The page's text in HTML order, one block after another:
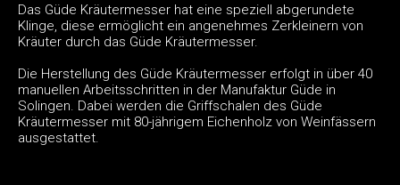
Das Güde Kräutermesser hat eine speziell abgerundete
Klinge, diese ermöglicht ein angenehmes Zerkleinern von
Kräuter durch das Güde Kräutermesser.
Die Herstellung des Güde Kräutermesser erfolgt in über 40
manuellen Arbeitsschritten in der Manufaktur Güde in
Solingen. Dabei werden die Griffschalen des Güde
Kräutermesser mit 80-jährigem Eichenholz von Weinfässern
ausgestattet.